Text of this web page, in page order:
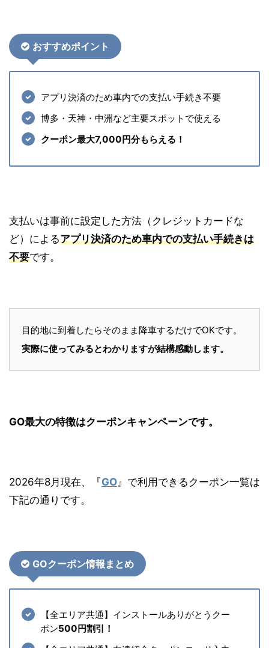
おすすめポイント
アプリ決済のため車内での支払い手続き不要
博多・天神・中洲など主要スポットで使える
クーポン最大7,000円分もらえる！
支払いは事前に設定した方法（クレジットカードな
ど）によるアプリ決済のため車内での支払い手続きは
不要です。
目的地に到着したらそのまま降車するだけでOKです。
実際に使ってみるとわかりますが結構感動します。
GO最大の特徴はクーポンキャンペーンです。
2026年8月現在、『GO』で利用できるクーポン一覧は
下記の通りです。
GOクーポン情報まとめ
【全エリア共通】インストールありがとうクー
ポン500円割引！